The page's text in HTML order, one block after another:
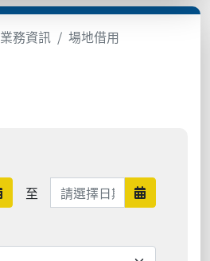
業務資訊 場地借用
日期範圍開始
至 日期範圍結束 日期範圍